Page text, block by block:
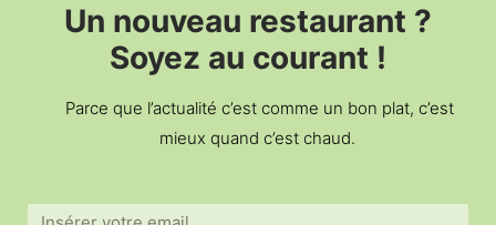
Un nouveau restaurant ?
Soyez au courant !
Parce que l’actualité c’est comme un bon plat, c’est
mieux quand c’est chaud.